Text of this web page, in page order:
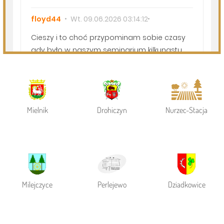
Powiat Siemiatycki Siemiatycze Gmina Siemiatycze
Mielnik Drohiczyn Nurzec-Stacja
Milejczyce Perlejewo Dziadkowice